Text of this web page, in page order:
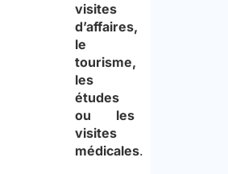
visites
d’affaires,
le
tourisme,
les
études
ou les
visites
médicales.